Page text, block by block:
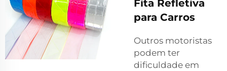
Fita Refletiva
para Carros
Outros motoristas
podem ter
dificuldade em